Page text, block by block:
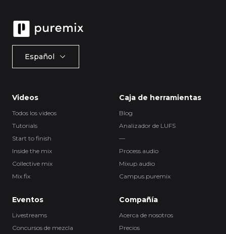
Español
Videos
Todos los videos
Tutorials
Start to finish
Inside the mix
Collective mix
Mix fix
Caja de herramientas
Blog
Analizador de LUFS
—
Process.audio
Mixup.audio
Campus.puremix
Eventos
Livestreams
Concursos de mezcla
Compañía
Acerca de nosotros
Precios